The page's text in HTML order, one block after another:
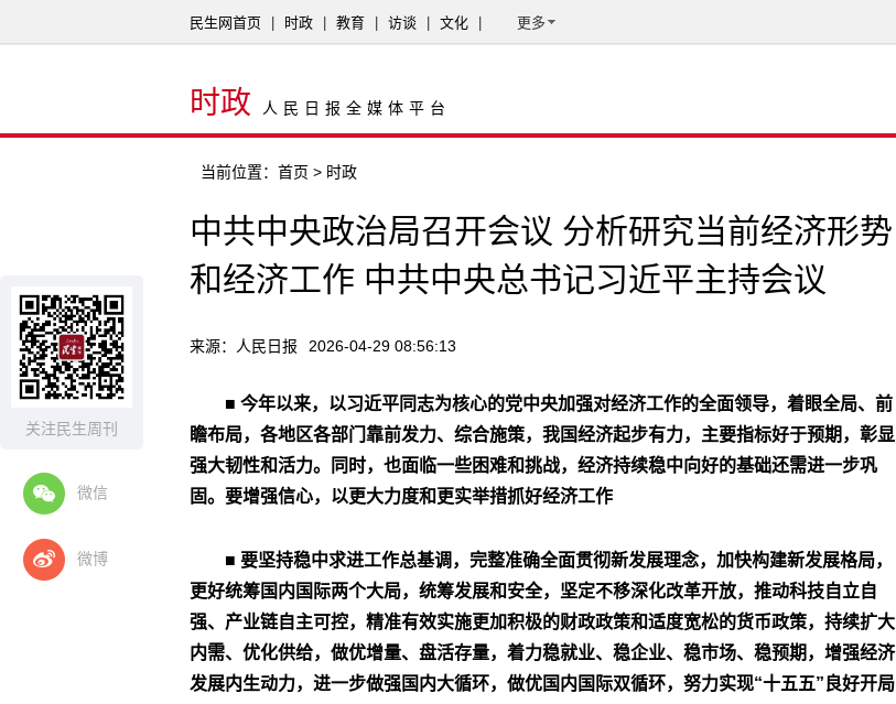
关注民生周刊
微信
微博
民生网首页 时政 教育 访谈 文化 更多
时政 人民日报全媒体平台
当前位置： 首页 > 时政
中共中央政治局召开会议 分析研究当前经济形势
和经济工作 中共中央总书记习近平主持会议
来源：人民日报 2026-04-29 08:56:13
■ 今年以来，以习近平同志为核心的党中央加强对经济工作的全面领导，着眼全局、前
瞻布局，各地区各部门靠前发力、综合施策，我国经济起步有力，主要指标好于预期，彰显
强大韧性和活力。同时，也面临一些困难和挑战，经济持续稳中向好的基础还需进一步巩
固。要增强信心，以更大力度和更实举措抓好经济工作
■ 要坚持稳中求进工作总基调，完整准确全面贯彻新发展理念，加快构建新发展格局，
更好统筹国内国际两个大局，统筹发展和安全，坚定不移深化改革开放，推动科技自立自
强、产业链自主可控，精准有效实施更加积极的财政政策和适度宽松的货币政策，持续扩大
内需、优化供给，做优增量、盘活存量，着力稳就业、稳企业、稳市场、稳预期，增强经济
发展内生动力，进一步做强国内大循环，做优国内国际双循环，努力实现“十五五”良好开局